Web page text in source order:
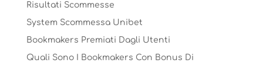
Risultati Scommesse
System Scommessa Unibet
Bookmakers Premiati Dagli Utenti
Quali Sono I Bookmakers Con Bonus Di